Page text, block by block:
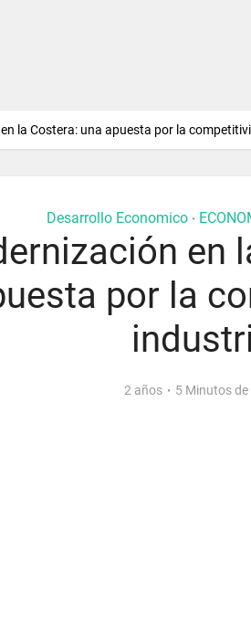
la Costera: una apuesta por la
Desarrollo Economico •
en
por la
2 años 5 Minutos